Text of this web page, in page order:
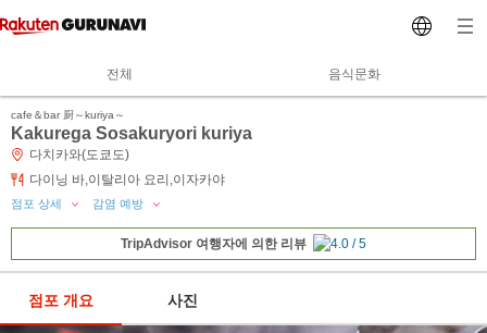
전체 음식문화
cafe＆bar 厨～kuriya～
Kakurega Sosakuryori kuriya
다치카와(도쿄도)
다이닝 바,이탈리아 요리,이자카야
점포 상세 감염 예방
TripAdvisor 여행자에 의한 리뷰
점포 개요 사진